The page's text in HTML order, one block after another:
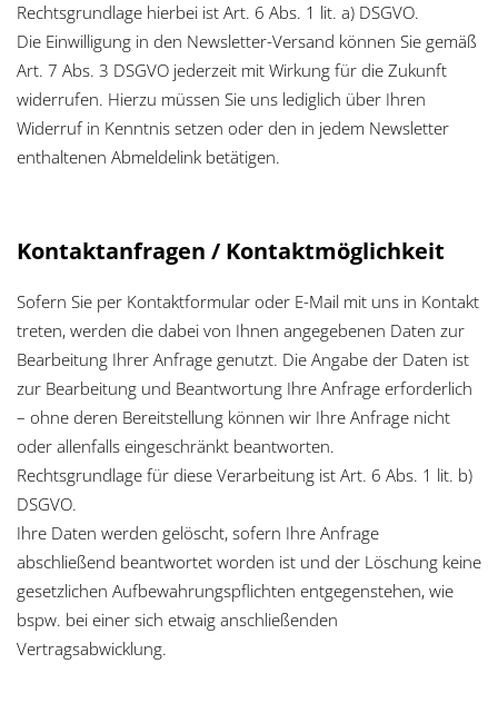
Rechtsgrundlage hierbei ist Art. 6 Abs. 1 lit. a) DSGVO.
Die Einwilligung in den Newsletter-Versand können Sie gemäß
Art. 7 Abs. 3 DSGVO jederzeit mit Wirkung für die Zukunft
widerrufen. Hierzu müssen Sie uns lediglich über Ihren
Widerruf in Kenntnis setzen oder den in jedem Newsletter
enthaltenen Abmeldelink betätigen.
Kontaktanfragen / Kontaktmöglichkeit
Sofern Sie per Kontaktformular oder E-Mail mit uns in Kontakt
treten, werden die dabei von Ihnen angegebenen Daten zur
Bearbeitung Ihrer Anfrage genutzt. Die Angabe der Daten ist
zur Bearbeitung und Beantwortung Ihre Anfrage erforderlich
– ohne deren Bereitstellung können wir Ihre Anfrage nicht
oder allenfalls eingeschränkt beantworten.
Rechtsgrundlage für diese Verarbeitung ist Art. 6 Abs. 1 lit. b)
DSGVO.
Ihre Daten werden gelöscht, sofern Ihre Anfrage
abschließend beantwortet worden ist und der Löschung keine
gesetzlichen Aufbewahrungspflichten entgegenstehen, wie
bspw. bei einer sich etwaig anschließenden
Vertragsabwicklung.